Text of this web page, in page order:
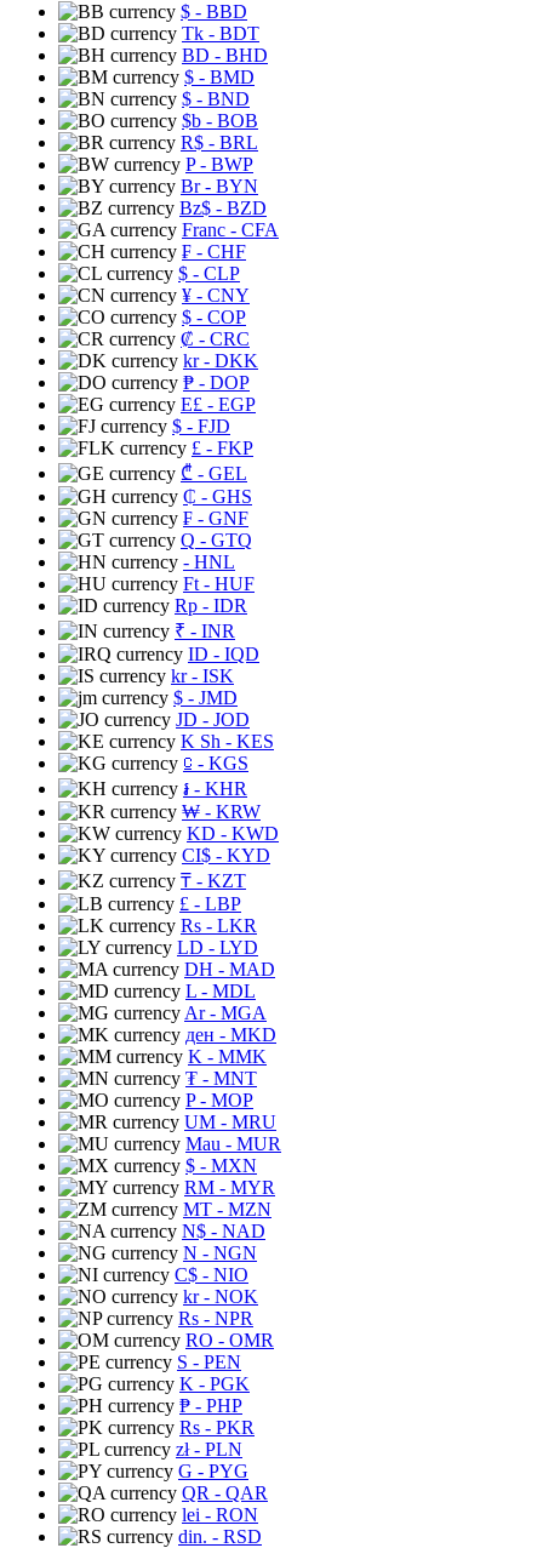
$ - BBD
Tk - BDT
BD - BHD
$ - BMD
$ - BND
$b - BOB
R$ - BRL
P- BWP
Br- BYN
Bz$ - BZD
Franc - CFA
₣ - CHF
$ - CLP
¥ - CNY
$ - COP
₡ - CRC
kr- DKK
₱ - DOP
E£ - EGP
$ - FJD
£ - FKP
₾ - GEL
₵ - GHS
₣ - GNF
Q - GTQ
- HNL
Ft - HUF
Rp - IDR
₹ - INR
ID - IQD
kr- ISK
$ - JMD
JD - JOD
K Sh - KES
⃀ - KGS
៛ - KHR
₩ - KRW
KD - KWD
CI$ - KYD
₸ - KZT
£ - LBP
Rs - LKR
LD - LYD
DH - MAD
L - MDL
Ar- MGA
ден - MKD
K - MMK
₮ - MNT
P- MOP
UM - MRU
Mau - MUR
$ - MXN
RM - MYR
MT - MZN
N$ - NAD
N - NGN
C$ - NIO
kr- NOK
Rs - NPR
RO - OMR
S - PEN
K - PGK
₱ - PHP
Rs - PKR
zł- PLN
G - PYG
QR - QAR
lei - RON
din. - RSD